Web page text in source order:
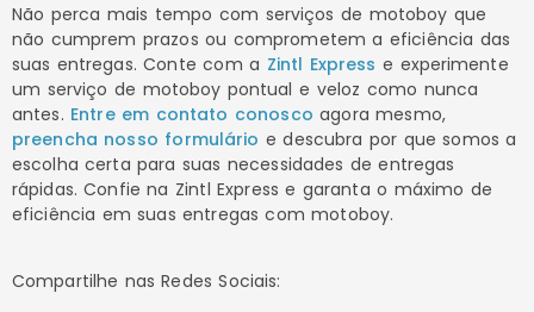
Não perca mais tempo com serviços de motoboy que
não cumprem prazos ou comprometem a eficiência das
suas entregas. Conte com a Zintl Express e experimente
um serviço de motoboy pontual e veloz como nunca
antes. Entre em contato conosco agora mesmo,
preencha nosso formulário e descubra por que somos a
escolha certa para suas necessidades de entregas
rápidas. Confie na Zintl Express e garanta o máximo de
eficiência em suas entregas com motoboy.
Compartilhe nas Redes Sociais: